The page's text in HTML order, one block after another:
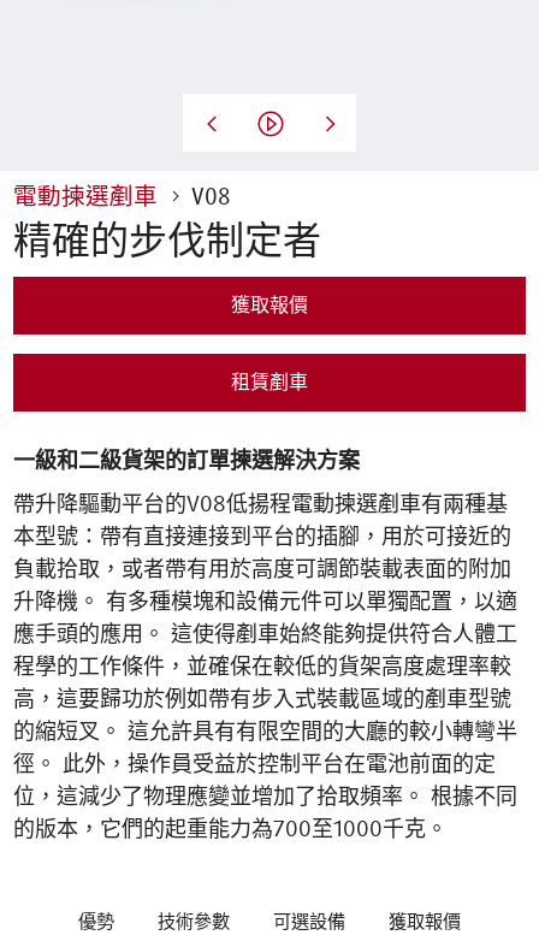
電動揀選剷車 V08
精確的步伐制定者
獲取報價
租賃剷車
一級和二級貨架的訂單揀選解決方案
帶升降驅動平台的V08低揚程電動揀選剷車有兩種基
本型號：帶有直接連接到平台的插腳，用於可接近的
負載拾取，或者帶有用於高度可調節裝載表面的附加
升降機。 有多種模塊和設備元件可以單獨配置，以適
應手頭的應用。 這使得剷車始終能夠提供符合人體工
程學的工作條件，並確保在較低的貨架高度處理率較
高，這要歸功於例如帶有步入式裝載區域的剷車型號
的縮短叉。 這允許具有有限空間的大廳的較小轉彎半
徑。 此外，操作員受益於控制平台在電池前面的定
位，這減少了物理應變並增加了拾取頻率。 根據不同
的版本，它們的起重能力為700至1000千克。
優勢 技術參數 可選設備 獲取報價